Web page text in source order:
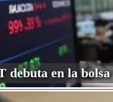
debuta en la bolsa